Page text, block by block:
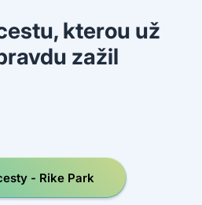
kterou už
zažil
- Rike Park